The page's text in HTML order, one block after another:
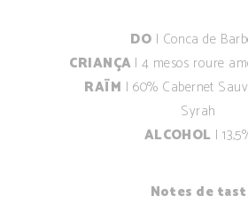
DO | Conca de
CRIANÇA | 4 mesos roure
RAÏM | 60% Cabernet
Syrah
ALCOHOL |
Notes de tast